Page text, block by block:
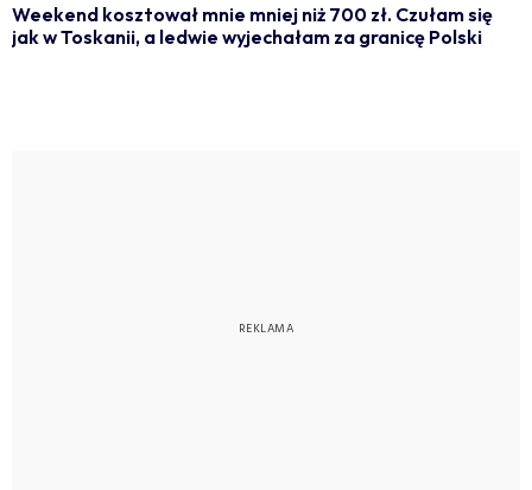
Weekend kosztował mnie mniej niż 700 zł. Czułam się
jak w Toskanii, a ledwie wyjechałam za granicę Polski